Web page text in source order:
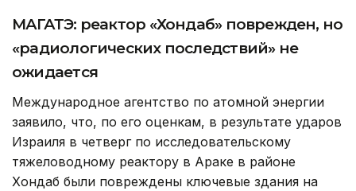
МАГАТЭ: реактор «Хондаб» поврежден, но
«радиологических последствий» не
ожидается
Международное агентство по атомной энергии
заявило, что, по его оценкам, в результате ударов
Израиля в четверг по исследовательскому
тяжеловодному реактору в Араке в районе
Хондаб были повреждены ключевые здания на